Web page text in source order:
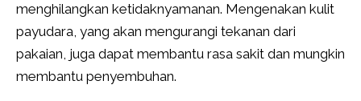
menghilangkan ketidaknyamanan. Mengenakan kulit
payudara, yang akan mengurangi tekanan dari
pakaian, juga dapat membantu rasa sakit dan mungkin
membantu penyembuhan.